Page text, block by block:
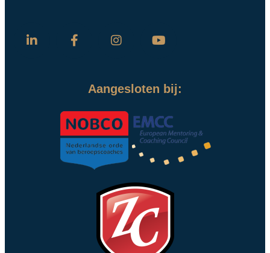
Aangesloten bij: